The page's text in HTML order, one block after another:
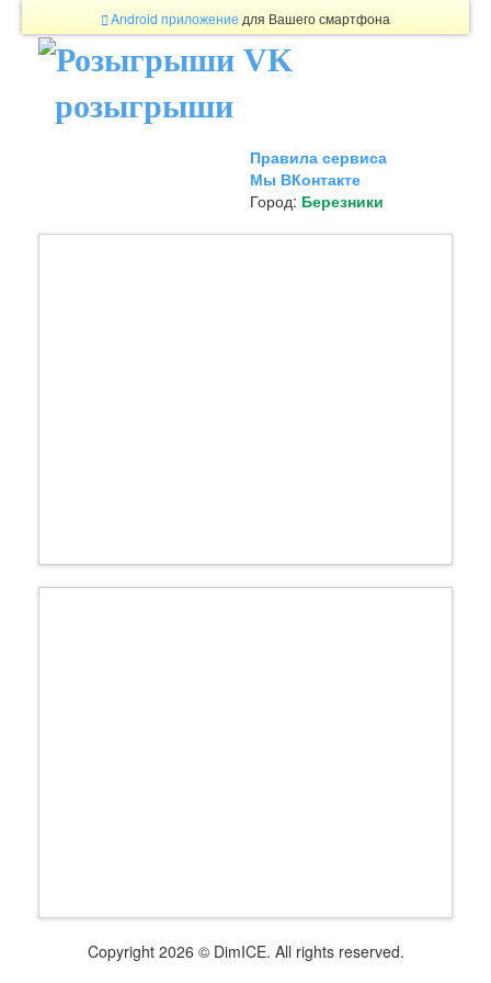
Android приложение для Вашего смартфона
розыгрыши
Правила сервиса
Мы ВКонтакте
Город: Березники
Copyright 2026 © DimICE. All rights reserved.